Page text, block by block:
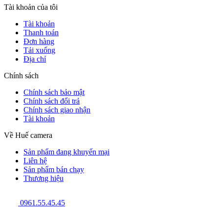
Tài khoản của tôi
Tài khoản
Thanh toán
Đơn hàng
Tải xuống
Địa chỉ
Chính sách
Chính sách bảo mật
Chính sách đổi trả
Chính sách giao nhận
Tài khoản
Về Huế camera
Sản phẩm đang khuyến mại
Liên hệ
Sản phẩm bán chạy
Thương hiệu
0961.55.45.45